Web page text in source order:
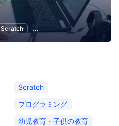
Scratch 子供向けプログラミング
Scratch
プログラミング
幼児教育・子供の教育